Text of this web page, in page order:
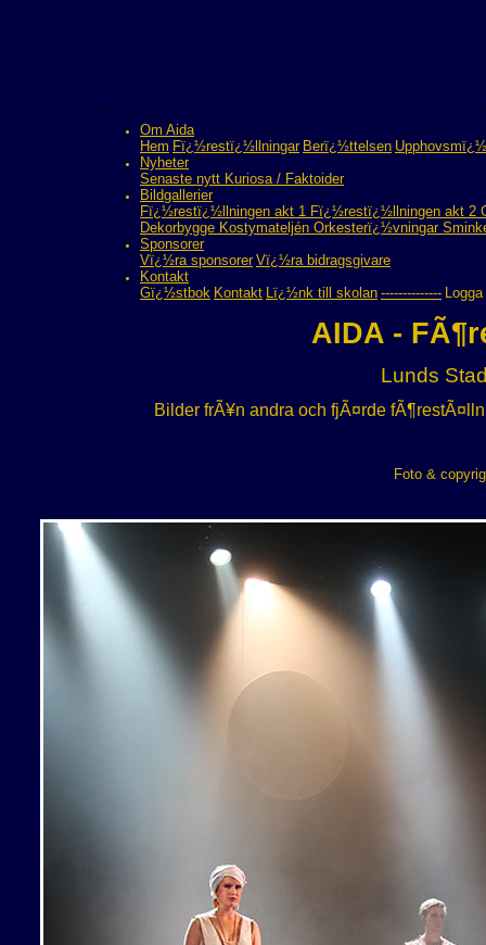
Om Aida
Hem Fï¿½restï¿½llningar Berï¿½ttelsen
Nyheter
Senaste nytt Kuriosa / Faktoider
Bildgallerier
Fï¿½restï¿½llningen akt 1 Fï¿½restï¿½llningen akt 2
Dekorbygge Kostymateljén Orkesterï¿½vningar
Sponsorer
Vï¿½ra sponsorer Vï¿½ra bidragsgivare
Kontakt
Gï¿½stbok Kontakt Lï¿½nk till skolan --------------
AIDA -
Lunds
Bilder frÃ¥n andra och fjÃ¤rde
Foto &